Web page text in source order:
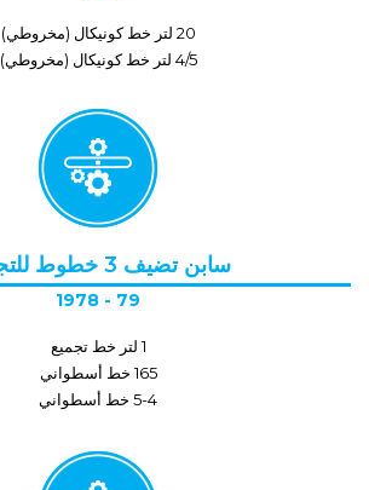
20 لتر خط كونيكال (مخروطي)
4/5 لتر خط كونيكال (مخروطي)
سابن تضيف 3 خطوط للتجميع
1978 - 79
1 لتر خط تجميع
165 خط أسطواني
5-4 خط أسطواني